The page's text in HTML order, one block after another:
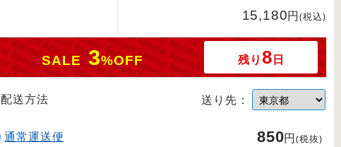
15,180円(税込)
SALE 3%OFF 残り8日
配送方法 送り先：
通常運送便 850円(税抜)